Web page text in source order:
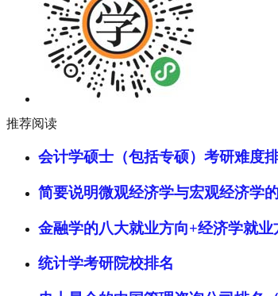
推荐阅读
会计学硕士（包括专硕）考研难度
简要说明微观经济学与宏观经济学
金融学的八大就业方向+经济学就业
统计学考研院校排名